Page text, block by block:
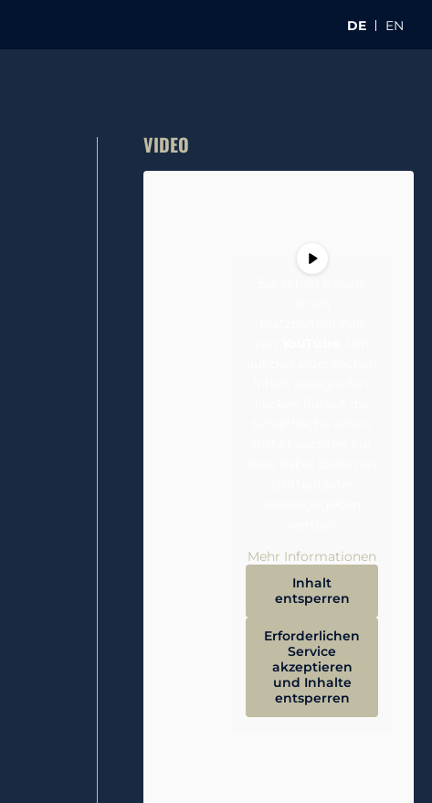
DE EN
VIDEO
Mehr Informationen
Inhalt
entsperren
Erforderlichen
Service
akzeptieren
und Inhalte
entsperren